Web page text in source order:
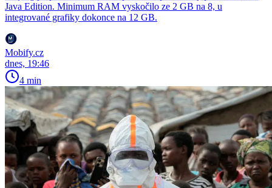
Java Edition. Minimum RAM vyskočilo ze 2 GB na 8, u
integrované grafiky dokonce na 12 GB.
Mobify.cz
dnes, 19:46
4 min